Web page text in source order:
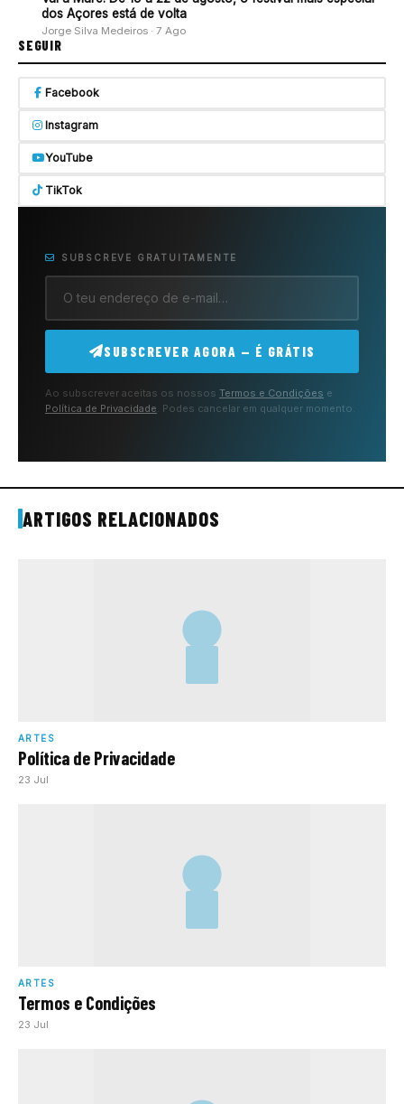
dos Açores está de volta
Jorge Silva Medeiros · 7 Ago
SEGUIR
Facebook
Instagram
YouTube
TikTok
SUBSCREVE GRATUITAMENTE
SUBSCREVER AGORA — É GRÁTIS
Ao subscrever aceitas os nossos Termos e Condições e
Política de Privacidade . Podes cancelar em qualquer momento.
ARTIGOS RELACIONADOS
ARTES
Política de Privacidade
23 Jul
ARTES
Termos e Condições
23 Jul